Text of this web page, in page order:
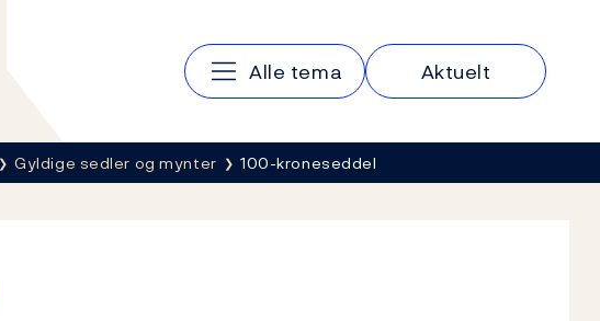
Hovedmeny
Alle tema Aktuelt
Gyldige sedler og mynter 100-kroneseddel